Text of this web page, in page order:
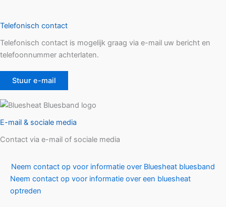
Telefonisch contact
Telefonisch contact is mogelijk graag via e-mail uw bericht en
telefoonnummer achterlaten.
Stuur e-mail
E-mail & sociale media
Contact via e-mail of sociale media
Neem contact op voor informatie over Bluesheat bluesband
Neem contact op voor informatie over een bluesheat
optreden